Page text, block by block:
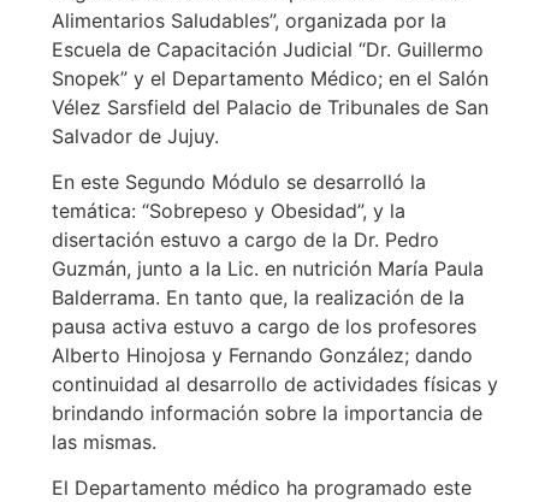
Alimentarios Saludables”, organizada por la
Escuela de Capacitación Judicial “Dr. Guillermo
Snopek” y el Departamento Médico; en el Salón
Vélez Sarsfield del Palacio de Tribunales de San
Salvador de Jujuy.
En este Segundo Módulo se desarrolló la
temática: “Sobrepeso y Obesidad”, y la
disertación estuvo a cargo de la Dr. Pedro
Guzmán, junto a la Lic. en nutrición María Paula
Balderrama. En tanto que, la realización de la
pausa activa estuvo a cargo de los profesores
Alberto Hinojosa y Fernando González; dando
continuidad al desarrollo de actividades físicas y
brindando información sobre la importancia de
las mismas.
El Departamento médico ha programado este